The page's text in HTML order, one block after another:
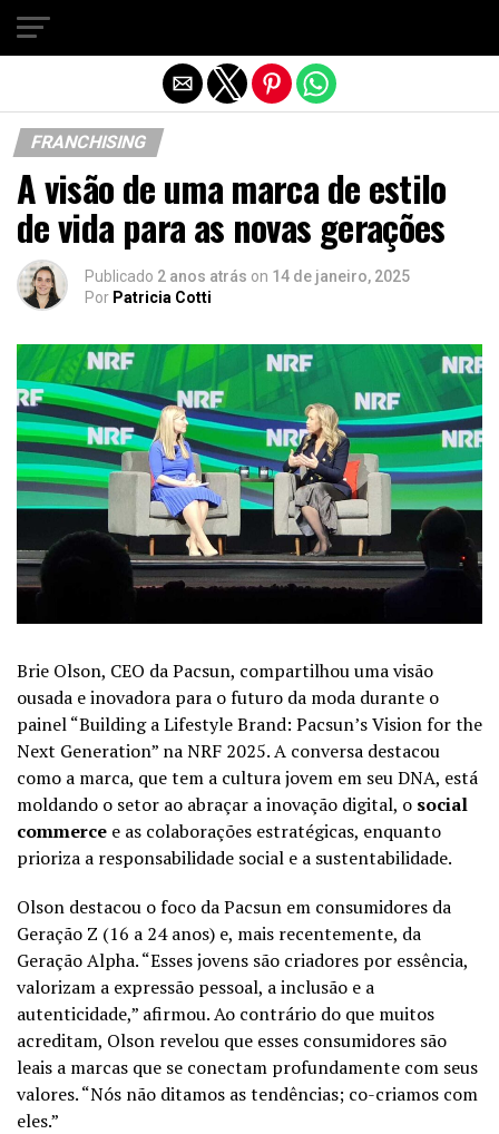
FRANCHISING
A visão de uma marca de estilo
de vida para as novas gerações
Publicado 2 anos atrás on 14 de janeiro, 2025
Por Patricia Cotti
Brie Olson, CEO da Pacsun, compartilhou uma visão
ousada e inovadora para o futuro da moda durante o
painel “Building a Lifestyle Brand: Pacsun’s Vision for the
Next Generation” na NRF 2025. A conversa destacou
como a marca, que tem a cultura jovem em seu DNA, está
moldando o setor ao abraçar a inovação digital, o social
commerce e as colaborações estratégicas, enquanto
prioriza a responsabilidade social e a sustentabilidade.
Olson destacou o foco da Pacsun em consumidores da
Geração Z (16 a 24 anos) e, mais recentemente, da
Geração Alpha. “Esses jovens são criadores por essência,
valorizam a expressão pessoal, a inclusão e a
autenticidade,” afirmou. Ao contrário do que muitos
acreditam, Olson revelou que esses consumidores são
leais a marcas que se conectam profundamente com seus
valores. “Nós não ditamos as tendências; co-criamos com
eles.”